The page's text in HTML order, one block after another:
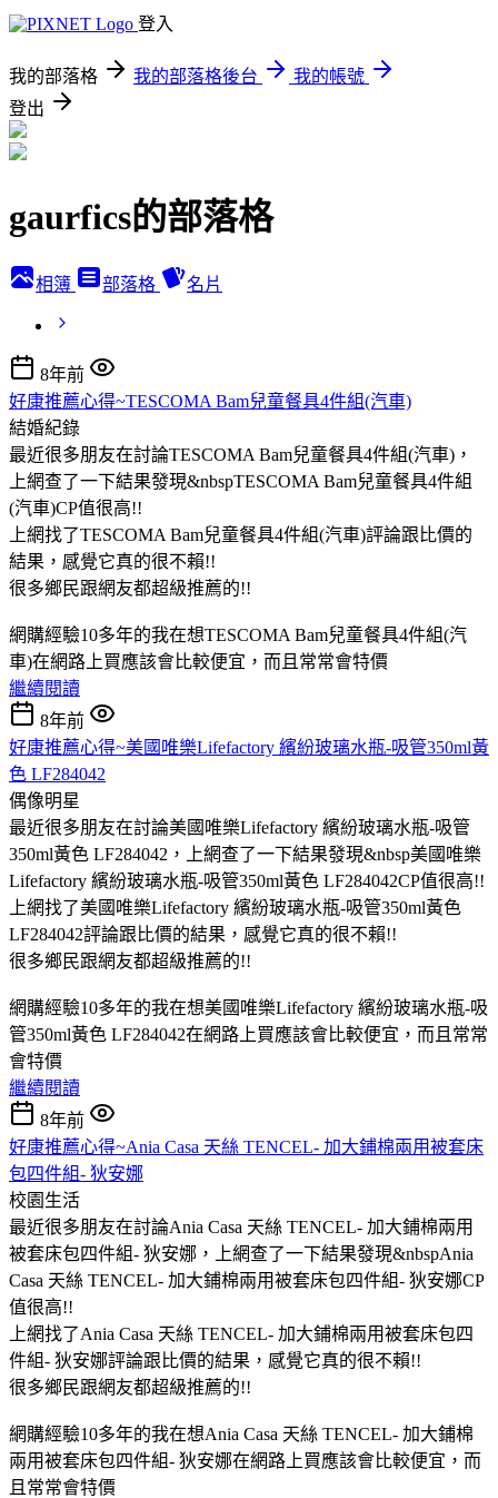
登入
我的部落格 我的部落格後台
我的帳號
登出
gaurfics的部落格
相簿 部落格 名片
8年前
好康推薦心得~TESCOMA Bam兒童餐具4件組(汽車)
結婚紀錄
最近很多朋友在討論TESCOMA Bam兒童餐具4件組(汽車)，
上網查了一下結果發現&nbspTESCOMA Bam兒童餐具4件組
(汽車)CP值很高!!
上網找了TESCOMA Bam兒童餐具4件組(汽車)評論跟比價的
結果，感覺它真的很不賴!!
很多鄉民跟網友都超級推薦的!!
網購經驗10多年的我在想TESCOMA Bam兒童餐具4件組(汽
車)在網路上買應該會比較便宜，而且常常會特價
繼續閱讀
8年前
好康推薦心得~美國唯樂Lifefactory 繽紛玻璃水瓶-吸管350ml黃
色 LF284042
偶像明星
最近很多朋友在討論美國唯樂Lifefactory 繽紛玻璃水瓶-吸管
350ml黃色 LF284042，上網查了一下結果發現&nbsp美國唯樂
Lifefactory 繽紛玻璃水瓶-吸管350ml黃色 LF284042CP值很高!!
上網找了美國唯樂Lifefactory 繽紛玻璃水瓶-吸管350ml黃色
LF284042評論跟比價的結果，感覺它真的很不賴!!
很多鄉民跟網友都超級推薦的!!
網購經驗10多年的我在想美國唯樂Lifefactory 繽紛玻璃水瓶-吸
管350ml黃色 LF284042在網路上買應該會比較便宜，而且常常
會特價
繼續閱讀
8年前
好康推薦心得~Ania Casa 天絲 TENCEL- 加大鋪棉兩用被套床
包四件組- 狄安娜
校園生活
最近很多朋友在討論Ania Casa 天絲 TENCEL- 加大鋪棉兩用
被套床包四件組- 狄安娜，上網查了一下結果發現&nbspAnia
Casa 天絲 TENCEL- 加大鋪棉兩用被套床包四件組- 狄安娜CP
值很高!!
上網找了Ania Casa 天絲 TENCEL- 加大鋪棉兩用被套床包四
件組- 狄安娜評論跟比價的結果，感覺它真的很不賴!!
很多鄉民跟網友都超級推薦的!!
網購經驗10多年的我在想Ania Casa 天絲 TENCEL- 加大鋪棉
兩用被套床包四件組- 狄安娜在網路上買應該會比較便宜，而
且常常會特價